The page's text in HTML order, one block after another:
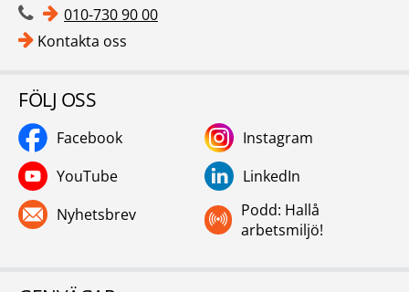
010-730 90 00
Kontakta oss
FÖLJ OSS
Facebook
Instagram
YouTube
LinkedIn
Nyhetsbrev
Podd: Hallå
arbetsmiljö!